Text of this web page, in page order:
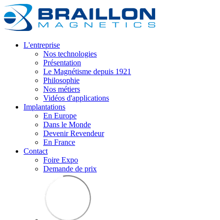
L'entreprise
Nos technologies
Présentation
Le Magnétisme depuis 1921
Philosophie
Nos métiers
Vidéos d'applications
Implantations
En Europe
Dans le Monde
Devenir Revendeur
En France
Contact
Foire Expo
Demande de prix